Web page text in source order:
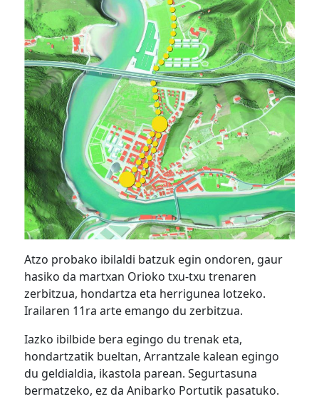
Atzo probako ibilaldi batzuk egin ondoren, gaur
hasiko da martxan Orioko txu-txu trenaren
zerbitzua, hondartza eta herrigunea lotzeko.
Irailaren 11ra arte emango du zerbitzua.
Iazko ibilbide bera egingo du trenak eta,
hondartzatik bueltan, Arrantzale kalean egingo
du geldialdia, ikastola parean. Segurtasuna
bermatzeko, ez da Anibarko Portutik pasatuko.